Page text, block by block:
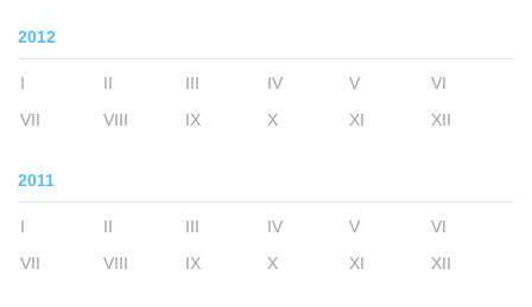
2012
I II III IV V
VI
VII
VIII IX X XI XII
2011
I II III IV V
VI
VII
VIII IX X XI XII